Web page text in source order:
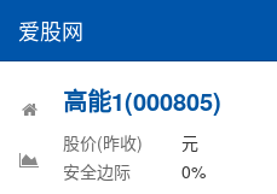
爱股网
高能1(000805)
股价(昨收) 元
安全边际
0%